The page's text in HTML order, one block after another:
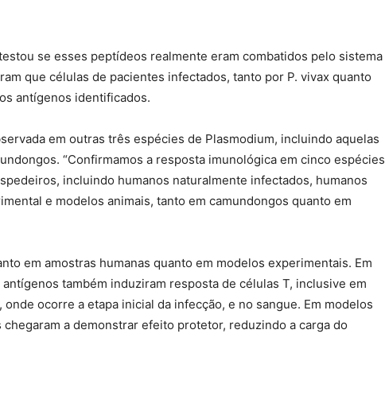
se esses peptídeos realmente eram combatidos pelo sistema
que células de pacientes infectados, tanto por P. vivax quanto
antígenos identificados.
em outras três espécies de Plasmodium, incluindo aquelas
“Confirmamos a resposta imunológica em cinco espécies
incluindo humanos naturalmente infectados, humanos
e modelos animais, tanto em camundongos quanto em
em amostras humanas quanto em modelos experimentais. Em
também induziram resposta de células T, inclusive em
ocorre a etapa inicial da infecção, e no sangue. Em modelos
a demonstrar efeito protetor, reduzindo a carga do